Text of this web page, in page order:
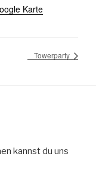
Karte
Towerparty
kannst du uns